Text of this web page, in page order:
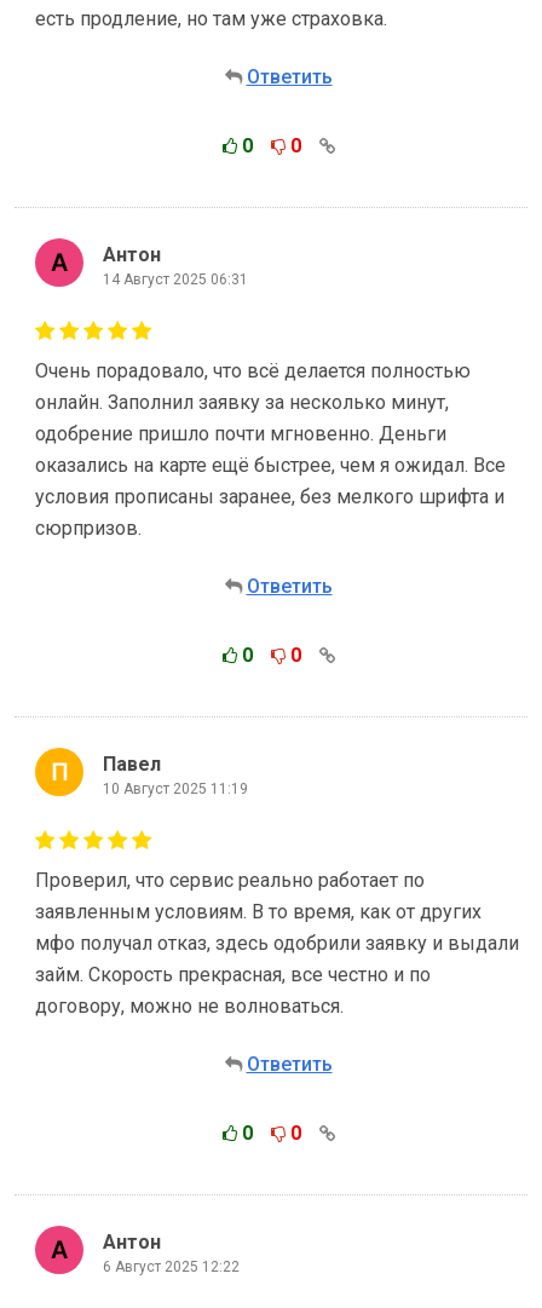
есть продление, но там уже страховка.
Ответить
0 0
Антон
14 Август 2025 06:31
Очень порадовало, что всё делается полностью
онлайн. Заполнил заявку за несколько минут,
одобрение пришло почти мгновенно. Деньги
оказались на карте ещё быстрее, чем я ожидал. Все
условия прописаны заранее, без мелкого шрифта и
сюрпризов.
Ответить
0 0
Павел
10 Август 2025 11:19
Проверил, что сервис реально работает по
заявленным условиям. В то время, как от других
мфо получал отказ, здесь одобрили заявку и выдали
займ. Скорость прекрасная, все честно и по
договору, можно не волноваться.
Ответить
0 0
Антон
6 Август 2025 12:22